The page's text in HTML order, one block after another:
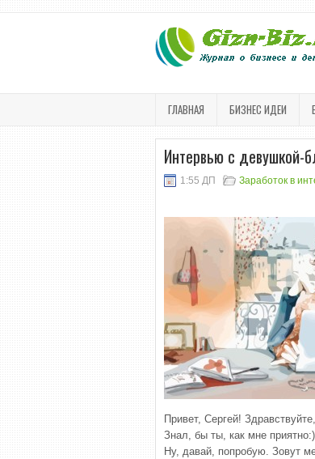
ГЛАВНАЯ БИЗНЕС ИДЕИ
Интервью с девушкой-
1:55 ДП Заработок в
Привет, Сергей!
Знал, бы ты, как мне приятно:)
Ну, давай, попробую. Зовут